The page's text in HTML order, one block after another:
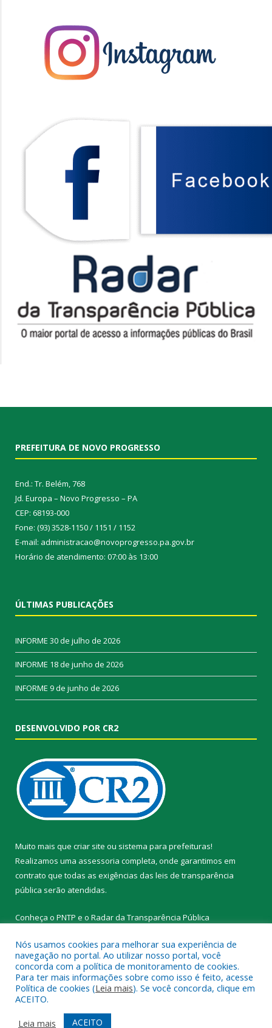
PREFEITURA DE NOVO PROGRESSO
End.: Tr. Belém, 768
Jd. Europa – Novo Progresso – PA
CEP: 68193-000
Fone: (93) 3528-1150 / 1151 / 1152
E-mail: administracao@novoprogresso.pa.gov.br
Horário de atendimento: 07:00 às 13:00
ÚLTIMAS PUBLICAÇÕES
INFORME 30 de julho de 2026
INFORME 18 de junho de 2026
INFORME 9 de junho de 2026
DESENVOLVIDO POR CR2
Muito mais que criar site ou sistema para prefeituras!
Realizamos uma assessoria completa, onde garantimos em
contrato que todas as exigências das leis de transparência
pública serão atendidas.
Conheça o PNTP e o Radar da Transparência Pública
Todos os direitos reservados a Prefeitura Municipal de Novo
Progresso.
Mapa do Site
Acessar Área Administrativa
Nós usamos cookies para melhorar sua experiência de
navegação no portal. Ao utilizar nosso portal, você
concorda com a política de monitoramento de cookies.
Para ter mais informações sobre como isso é feito, acesse
Política de cookies (Leia mais). Se você concorda, clique em
ACEITO.
Leia mais
ACEITO